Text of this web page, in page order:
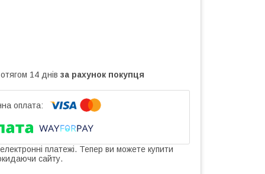
14 днів за рахунок покупця
платежі. Тепер ви можете купити
сайту.